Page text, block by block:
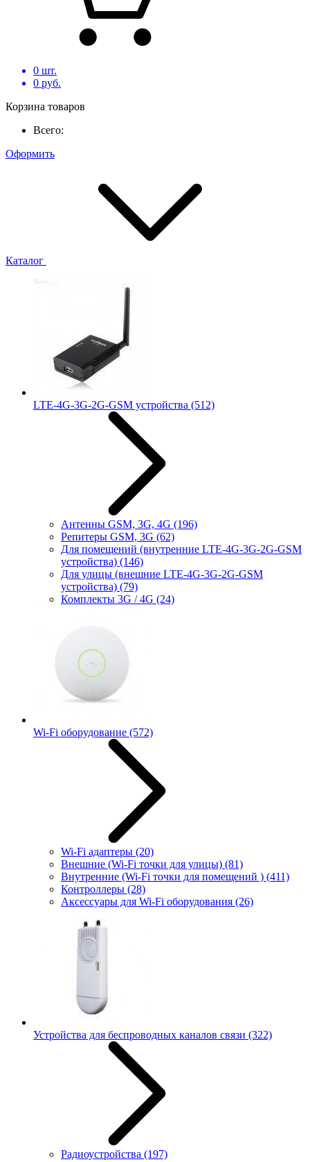
0 шт.
0 руб.
Корзина товаров
Всего:
Оформить
Каталог
LTE-4G-3G-2G-GSM устройства (512)
Антенны GSM, 3G, 4G (196)
Репитеры GSM, 3G (62)
Для помещений (внутренние LTE-4G-3G-2G-GSM
устройства) (146)
Для улицы (внешние LTE-4G-3G-2G-GSM
устройства) (79)
Комплекты 3G / 4G (24)
Wi-Fi оборудование (572)
Wi-Fi адаптеры (20)
Внешние (Wi-Fi точки для улицы) (81)
Внутренние (Wi-Fi точки для помещений ) (411)
Контроллеры (28)
Аксессуары для Wi-Fi оборудования (26)
Устройства для беспроводных каналов связи (322)
Радиоустройства (197)